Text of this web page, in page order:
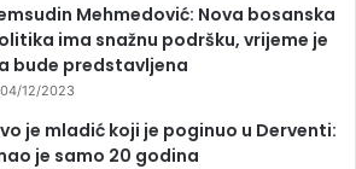
Mehmedović: Nova bosanska
ima snažnu podršku, vrijeme je
bude predstavljena
04/12/2023
je mladić koji je poginuo u Derventi:
je samo 20 godina